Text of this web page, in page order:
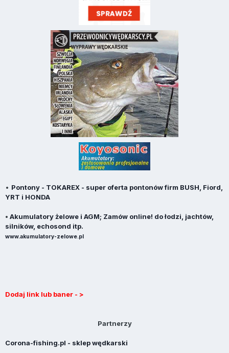
• Pontony - TOKAREX - super oferta pontonów firm BUSH, Fiord,
YRT i HONDA
• Akumulatory żelowe i AGM; Zamów online! do łodzi, jachtów,
silników, echosond itp.
www.akumulatory-zelowe.pl
Dodaj link lub baner - >
Partnerzy
Corona-fishing.pl - sklep wędkarski